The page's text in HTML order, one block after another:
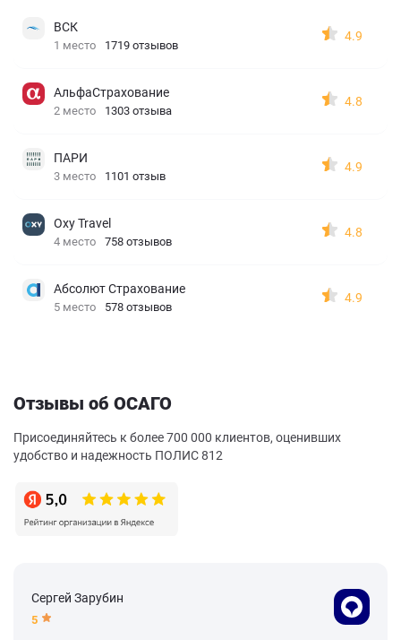
ВСК
1 место 1719 отзывов
4.9
АльфаСтрахование
2 место 1303 отзыва
4.8
ПАРИ
3 место 1101 отзыв
4.9
Oxy Travel
4 место 758 отзывов
4.8
Абсолют Страхование
5 место 578 отзывов
4.9
Отзывы об ОСАГО
Присоединяйтесь к более 700 000 клиентов, оценивших
удобство и надежность ПОЛИС 812
Сергей Зарубин
5